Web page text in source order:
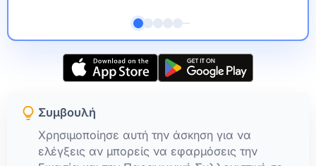
Συμβουλή
Χρησιμοποίησε αυτή την άσκηση για να
ελέγξεις αν μπορείς να εφαρμόσεις την